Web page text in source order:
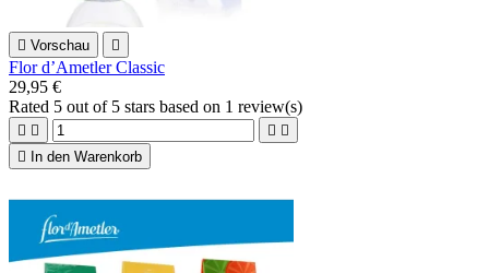
 Vorschau 
Flor d’Ametler Classic
29,95 €
Rated 5 out of 5 stars based on 1 review(s)
   
 In den Warenkorb